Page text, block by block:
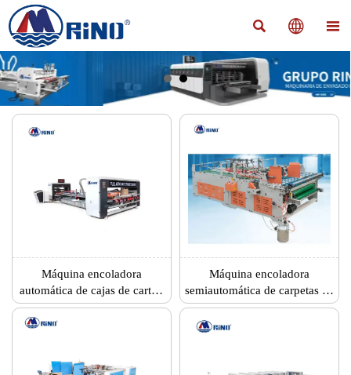
  
Máquina encoladora
automática de cajas de cartón
con flejadora de doble cabezal
Máquina encoladora
semiautomática de carpetas de
fondo fijo